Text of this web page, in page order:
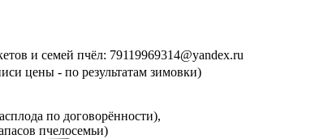
и семей пчёл: 79119969314@yandex.ru
цены - по результатам зимовки)
по договорённости),
пчелосемьи)